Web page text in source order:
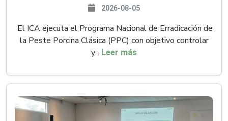
2026-08-05
El ICA ejecuta el Programa Nacional de Erradicación de
la Peste Porcina Clásica (PPC) con objetivo controlar
y... Leer más